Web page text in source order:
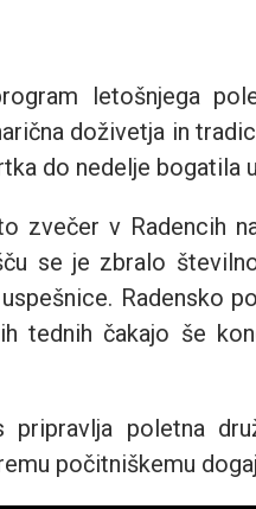
letošnjega
doživetja in
do nedelje bogatila
zvečer v Radencih
se je zbralo
Radensko
tednih čakajo še
poletna
počitniškemu